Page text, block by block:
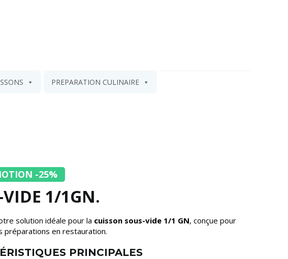
PREPARATION CULINAIRE
VIDE 1/1GN.
solution idéale pour la cuisson sous-vide 1/1 GN, conçue pour
préparations en restauration.
PRINCIPALES
-25%